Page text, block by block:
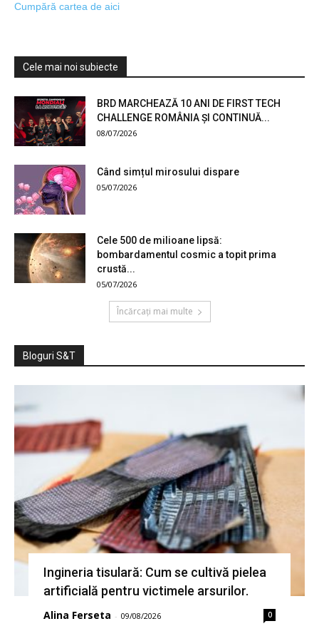
Cumpără cartea de aici
Cele mai noi subiecte
BRD MARCHEAZĂ 10 ANI DE FIRST TECH
CHALLENGE ROMÂNIA ȘI CONTINUĂ...
08/07/2026
Când simțul mirosului dispare
05/07/2026
Cele 500 de milioane lipsă:
bombardamentul cosmic a topit prima
crustă...
05/07/2026
Încărcați mai multe
Bloguri S&T
Ingineria tisulară: Cum se cultivă pielea
artificială pentru victimele arsurilor.
Alina Ferseta - 09/08/2026 0